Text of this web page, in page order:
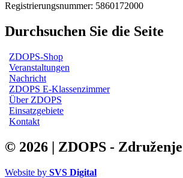
Registrierungsnummer: 5860172000
Durchsuchen Sie die Seite
ZDOPS-Shop
Veranstaltungen
Nachricht
ZDOPS E-Klassenzimmer
Über ZDOPS
Einsatzgebiete
Kontakt
© 2026 | ZDOPS -
Website by SVS Digital